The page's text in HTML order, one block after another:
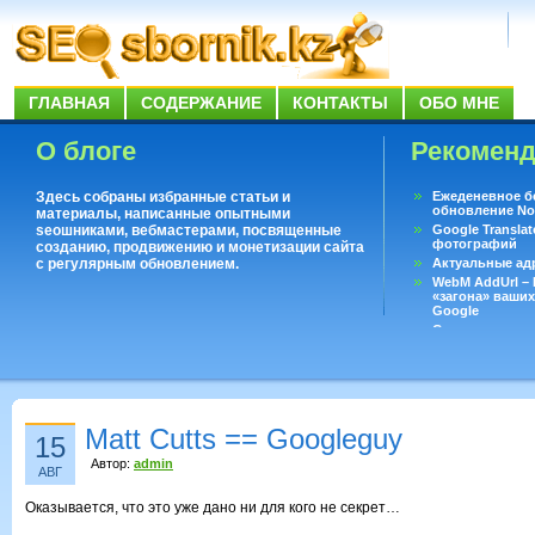
ГЛАВНАЯ СОДЕРЖАНИЕ КОНТАКТЫ ОБО МНЕ
О блоге
Здесь собраны избранные статьи и
материалы, написанные опытными
seoшниками, вебмастерами, посвященные
созданию, продвижению и монетизации сайта
с регулярным обновлением.
Ежеденевное
обновление
Google
фотографий
Актуальные
WebM AddUrl
«загона»
Google
Существует
15
АВГ
Matt Cutts == Googleguy
Автор: admin
Оказывается, что это уже дано ни для кого не секрет…